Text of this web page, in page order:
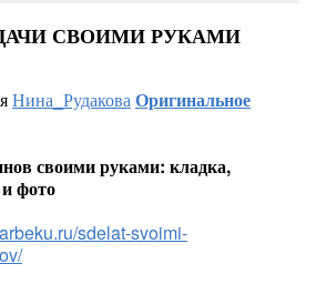
СВОИМИ РУКАМИ
Нина_РудаковаОригинальное
своими руками: кладка,
фото
sdelat-svoimi-